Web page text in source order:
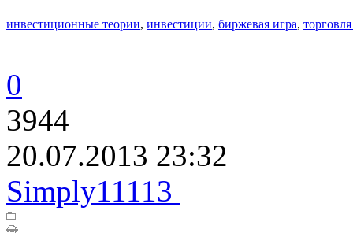
инвестиционные теории, инвестиции, биржевая игра,
0
3944
20.07.2013 23:32
Simply11113